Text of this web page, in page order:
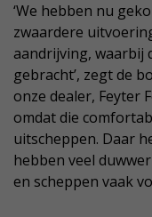
‘We hebben nu
zwaardere
aandrijving, waarbij
gebracht’, zegt de
onze dealer, Feyter
omdat die
uitscheppen. Daar
hebben veel
en scheppen vaak